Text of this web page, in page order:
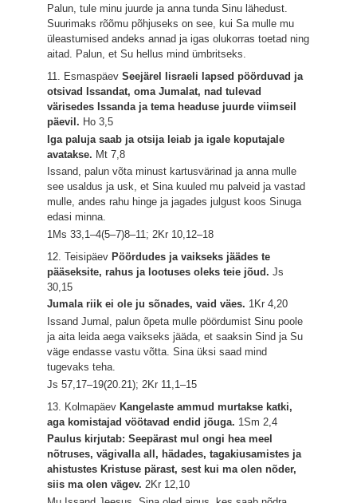
Palun, tule minu juurde ja anna tunda Sinu lähedust.
Suurimaks rõõmu põhjuseks on see, kui Sa mulle mu
üleastumised andeks annad ja igas olukorras toetad ning
aitad. Palun, et Su hellus mind ümbritseks.
11. EsmaspäevSeejärel Iisraeli lapsed pöörduvad ja
otsivad Issandat, oma Jumalat, nad tulevad
värisedes Issanda ja tema headuse juurde viimseil
päevil. Ho 3,5
Iga paluja saab ja otsija leiab ja igale koputajale
avatakse. Mt 7,8
Issand, palun võta minust kartusvärinad ja anna mulle
see usaldus ja usk, et Sina kuuled mu palveid ja vastad
mulle, andes rahu hinge ja jagades julgust koos Sinuga
edasi minna.
1Ms 33,1–4(5–7)8–11; 2Kr 10,12–18
12. Teisipäev Pöördudes ja vaikseks jäädes te
pääseksite, rahus ja lootuses oleks teie jõud.Js
30,15
Jumala riik ei ole ju sõnades, vaid väes. 1Kr 4,20
Issand Jumal, palun õpeta mulle pöördumist Sinu poole
ja aita leida aega vaikseks jääda, et saaksin Sind ja Su
väge endasse vastu võtta. Sina üksi saad mind
tugevaks teha.
Js 57,17–19(20.21); 2Kr 11,1–15
13. KolmapäevKangelaste ammud murtakse katki,
aga komistajad vöötavad endid jõuga. 1Sm 2,4
Paulus kirjutab: Seepärast mul ongi hea meel
nõtruses, vägivalla all, hädades, tagakiusamistes ja
ahistustes Kristuse pärast, sest kui ma olen nõder,
siis ma olen vägev.2Kr 12,10